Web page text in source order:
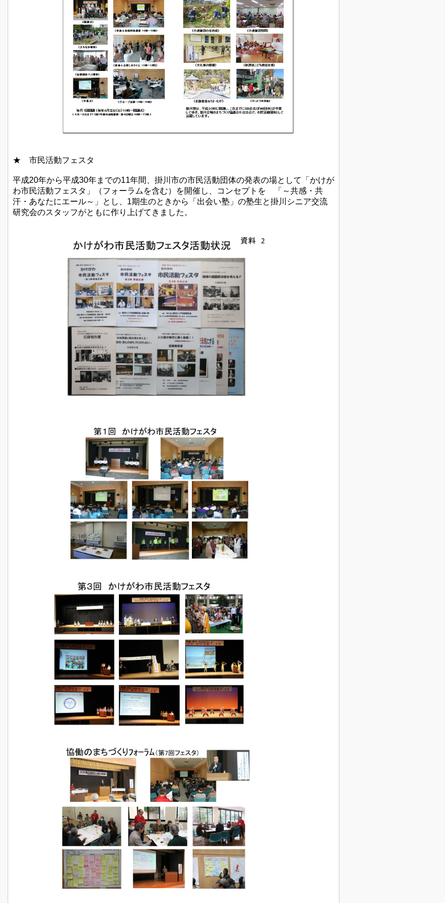
★ 市民活動フェスタ
平成20年から平成30年までの11年間、掛川市の市民活動団体の発表の場として「かけが
わ市民活動フェスタ」（フォーラムを含む）を開催し、コンセプトを 「～共感・共
汗・あなたにエール～」とし、1期生のときから「出会い塾」の塾生と掛川シニア交流
研究会のスタッフがともに作り上げてきました。